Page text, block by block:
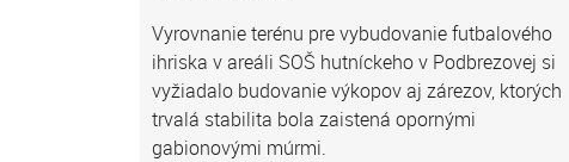
Vyrovnanie terénu pre vybudovanie futbalového
ihriska v areáli SOŠ hutníckeho v Podbrezovej si
vyžiadalo budovanie výkopov aj zárezov, ktorých
trvalá stabilita bola zaistená opornými
gabionovými múrmi.